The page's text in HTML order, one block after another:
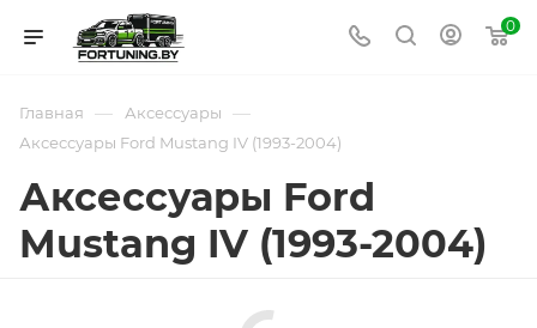
0
Главная — Аксессуары —
Аксессуары Ford Mustang IV (1993-2004)
Аксессуары Ford
Mustang IV (1993-2004)